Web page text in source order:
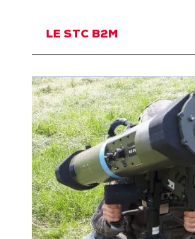
LE STC B2M